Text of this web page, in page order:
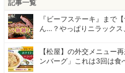
記事一覧
『ビーフステーキ』まで
ん…？やっぱりニラックス
【松屋】の外交メニュー
ンバーグ」これは3回は食